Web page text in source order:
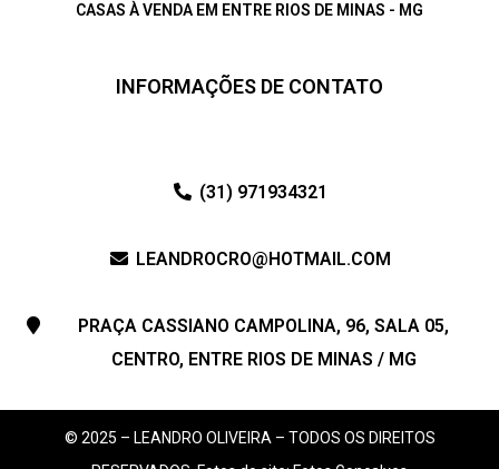
CASAS À VENDA EM ENTRE RIOS DE MINAS - MG
INFORMAÇÕES DE CONTATO
(31) 971934321
LEANDROCRO@HOTMAIL.COM
PRAÇA CASSIANO CAMPOLINA, 96, SALA 05,
CENTRO, ENTRE RIOS DE MINAS / MG
© 2025 – LEANDRO OLIVEIRA – TODOS OS DIREITOS